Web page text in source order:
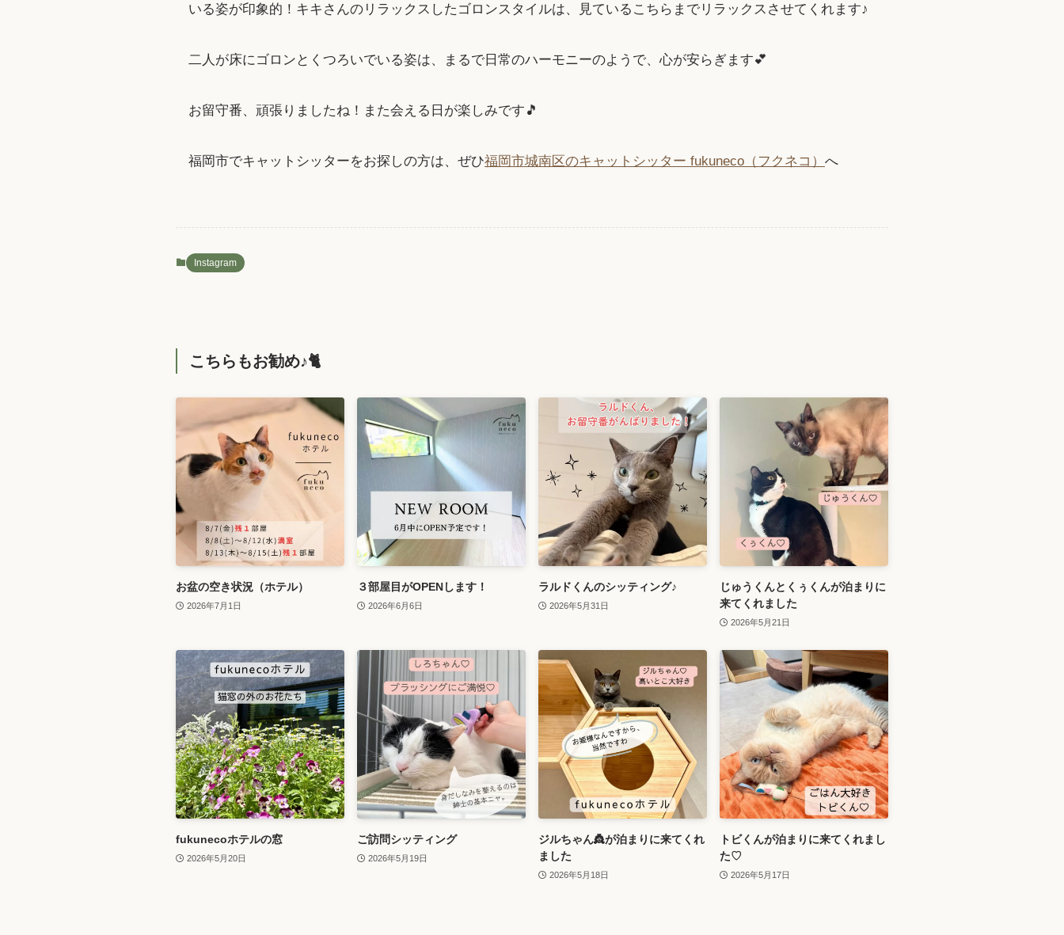
いる姿が印象的！キキさんのリラックスしたゴロンスタイルは、見ているこちらまでリラックスさせてくれます♪
二人が床にゴロンとくつろいでいる姿は、まるで日常のハーモニーのようで、心が安らぎます💕
お留守番、頑張りましたね！また会える日が楽しみです🎵
福岡市でキャットシッターをお探しの方は、ぜひ福岡市城南区のキャットシッター fukuneco（フクネコ） へ
Instagram
こちらもお勧め♪🐈️
お盆の空き状況（ホテル）
2026年7月1日
３部屋目がOPENします！
2026年6月6日
ラルドくんのシッティング♪
2026年5月31日
じゅうくんとくぅくんが泊まりに
来てくれました
2026年5月21日
fukunecoホテルの窓
2026年5月20日
ご訪問シッティング
2026年5月19日
ジルちゃん👸が泊まりに来てくれ
ました
2026年5月18日
トビくんが泊まりに来てくれまし
た♡
2026年5月17日